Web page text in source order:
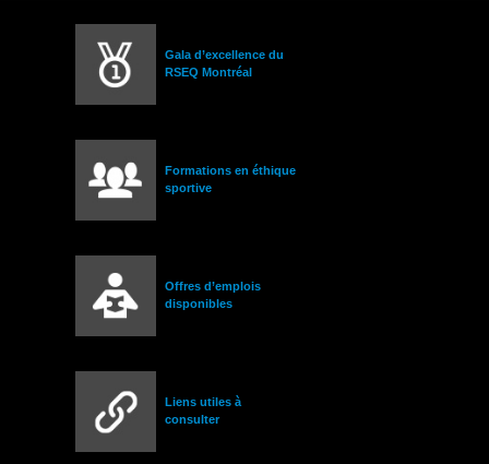
Gala d’excellence du
RSEQ Montréal
Formations en éthique
sportive
Offres d’emplois
disponibles
Liens utiles à
consulter